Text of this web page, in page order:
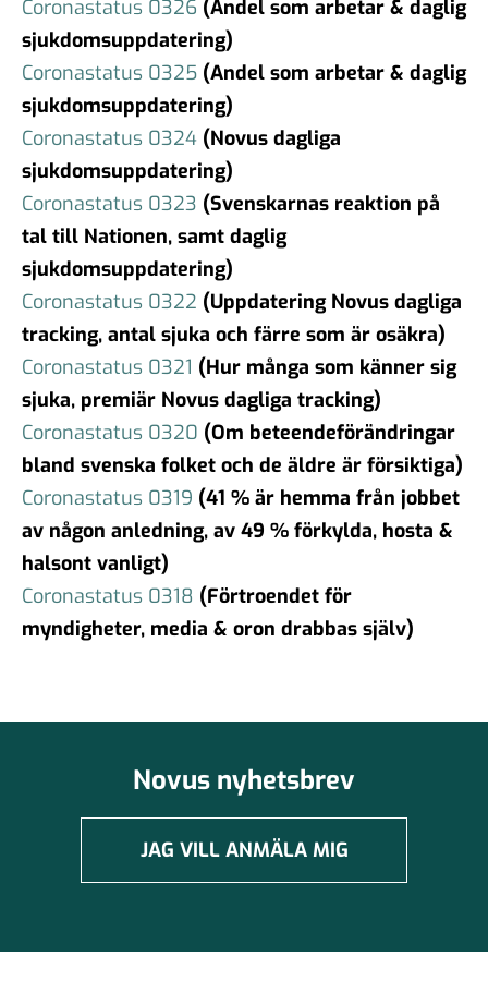
Coronastatus 0326 (Andel som arbetar & daglig
sjukdomsuppdatering)
Coronastatus 0325 (Andel som arbetar & daglig
sjukdomsuppdatering)
Coronastatus 0324 (Novus dagliga
sjukdomsuppdatering)
Coronastatus 0323 (Svenskarnas reaktion på
tal till Nationen, samt daglig
sjukdomsuppdatering)
Coronastatus 0322 (Uppdatering Novus dagliga
tracking, antal sjuka och färre som är osäkra)
Coronastatus 0321 (Hur många som känner sig
sjuka, premiär Novus dagliga tracking)
Coronastatus 0320 (Om beteendeförändringar
bland svenska folket och de äldre är försiktiga)
Coronastatus 0319 (41 % är hemma från jobbet
av någon anledning, av 49 % förkylda, hosta &
halsont vanligt)
Coronastatus 0318 (Förtroendet för
myndigheter, media & oron drabbas själv)
Novus nyhetsbrev
JAG VILL ANMÄLA MIG